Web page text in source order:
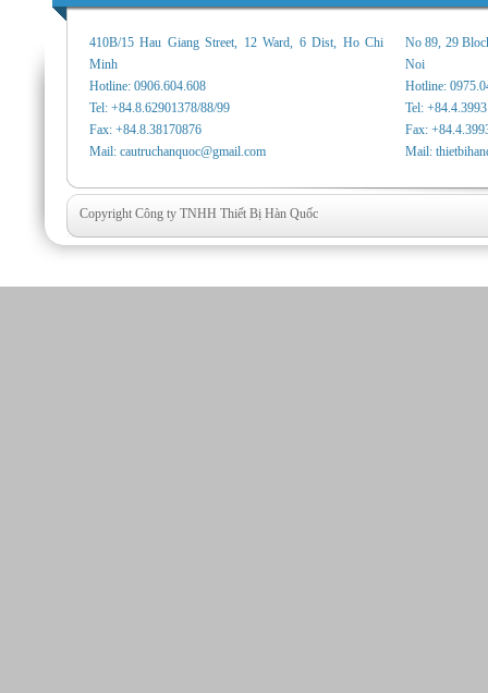
410B/15 Hau Giang Street, 12 Ward, 6 Dist, Ho Chi
Minh
Hotline: 0906.604.608
Tel: +84.8.62901378/88/99
Fax: +84.8.38170876
Mail: cautruchanquoc@gmail.com
No 89, 29
Noi
Hotline:
Tel:
Fax:
Mail:
Copyright Công ty TNHH Thiết Bị Hàn Quốc